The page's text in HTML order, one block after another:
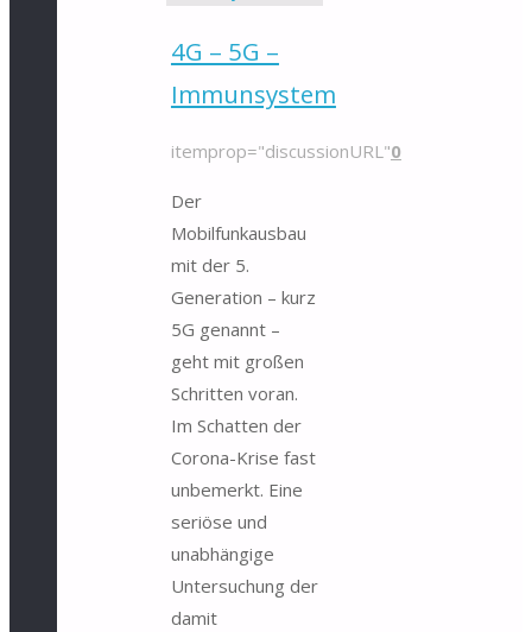
4G – 5G –
Immunsystem
itemprop="discussionURL"0
Der
Mobilfunkausbau
mit der 5.
Generation – kurz
5G genannt –
geht mit großen
Schritten voran.
Im Schatten der
Corona-Krise fast
unbemerkt. Eine
seriöse und
unabhängige
Untersuchung der
damit